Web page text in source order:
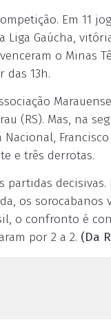
Em 11
Gaúcha,
o Minas
das 13h.
(RS). Mas, na
e três derrotas.
partidas
os sorocabanos
o confronto é
por 2 a 2. (Da